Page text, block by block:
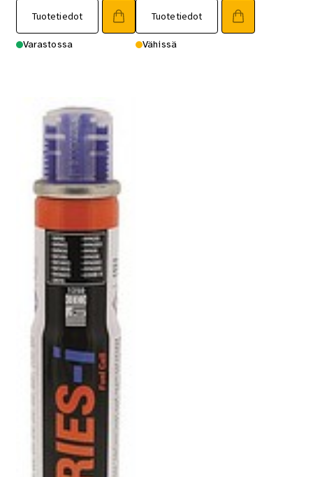
Tuotetiedot
Varastossa
Tuotetiedot
Vähissä